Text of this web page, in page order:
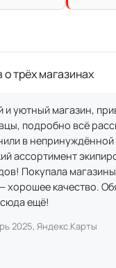
трёх магазинах
и уютный магазин,
подробно всё
в непринуждённой
ассортимент
Покупала
хорошее качество.
ещё!
2025, Яндекс.Карты